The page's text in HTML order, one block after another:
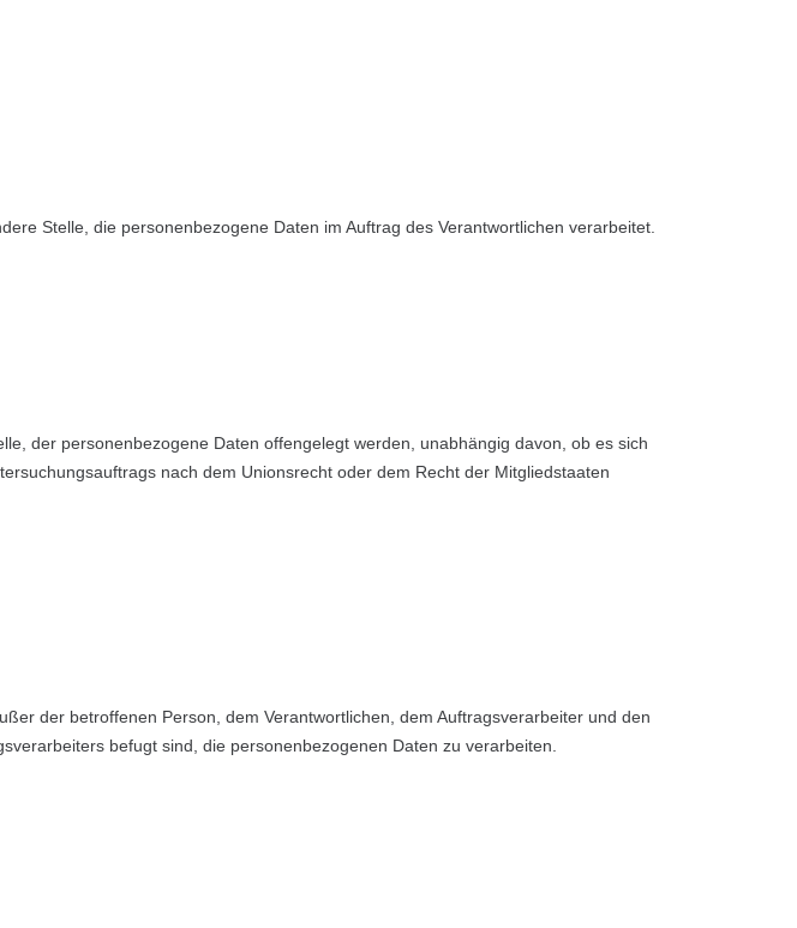
Stelle, die personenbezogene Daten im Auftrag des Verantwortlichen verarbeitet.
der personenbezogene Daten offengelegt werden, unabhängig davon, ob es sich
nach dem Unionsrecht oder dem Recht der Mitgliedstaaten
der betroffenen Person, dem Verantwortlichen, dem Auftragsverarbeiter und den
befugt sind, die personenbezogenen Daten zu verarbeiten.